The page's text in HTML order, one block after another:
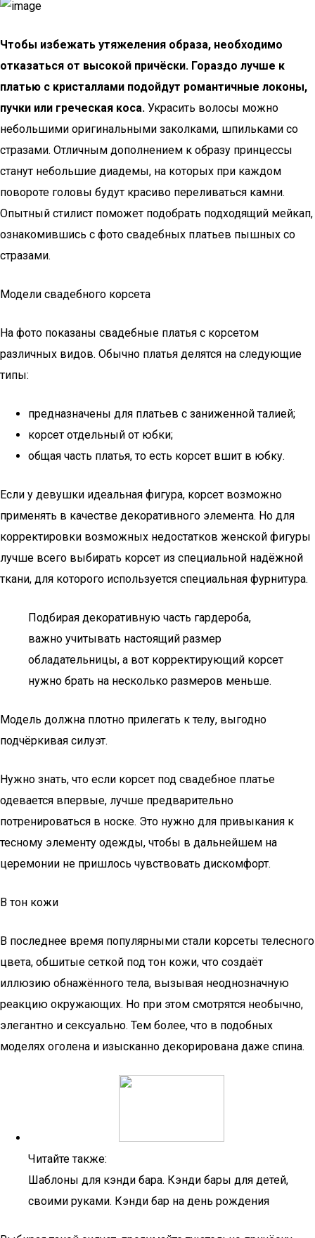
Чтобы избежать утяжеления образа, необходимо
отказаться от высокой причёски. Гораздо лучше к
платью с кристаллами подойдут романтичные локоны,
пучки или греческая коса. Украсить волосы можно
небольшими оригинальными заколками, шпильками со
стразами. Отличным дополнением к образу принцессы
станут небольшие диадемы, на которых при каждом
повороте головы будут красиво переливаться камни.
Опытный стилист поможет подобрать подходящий мейкап,
ознакомившись с фото свадебных платьев пышных со
стразами.
Модели свадебного корсета
На фото показаны свадебные платья с корсетом
различных видов. Обычно платья делятся на следующие
типы:
предназначены для платьев с заниженной талией;
корсет отдельный от юбки;
общая часть платья, то есть корсет вшит в юбку.
Если у девушки идеальная фигура, корсет возможно
применять в качестве декоративного элемента. Но для
корректировки возможных недостатков женской фигуры
лучше всего выбирать корсет из специальной надёжной
ткани, для которого используется специальная фурнитура.
Подбирая декоративную часть гардероба,
важно учитывать настоящий размер
обладательницы, а вот корректирующий корсет
нужно брать на несколько размеров меньше.
Модель должна плотно прилегать к телу, выгодно
подчёркивая силуэт.
Нужно знать, что если корсет под свадебное платье
одевается впервые, лучше предварительно
потренироваться в носке. Это нужно для привыкания к
тесному элементу одежды, чтобы в дальнейшем на
церемонии не пришлось чувствовать дискомфорт.
В тон кожи
В последнее время популярными стали корсеты телесного
цвета, обшитые сеткой под тон кожи, что создаёт
иллюзию обнажённого тела, вызывая неоднозначную
реакцию окружающих. Но при этом смотрятся необычно,
элегантно и сексуально. Тем более, что в подобных
моделях оголена и изысканно декорирована даже спина.
Читайте также:
Шаблоны для кэнди бара. Кэнди бары для детей,
своими руками. Кэнди бар на день рождения